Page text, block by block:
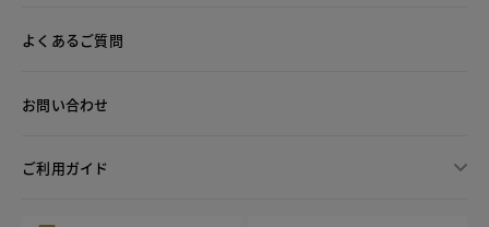
よくあるご質問
お問い合わせ
ご利用ガイド